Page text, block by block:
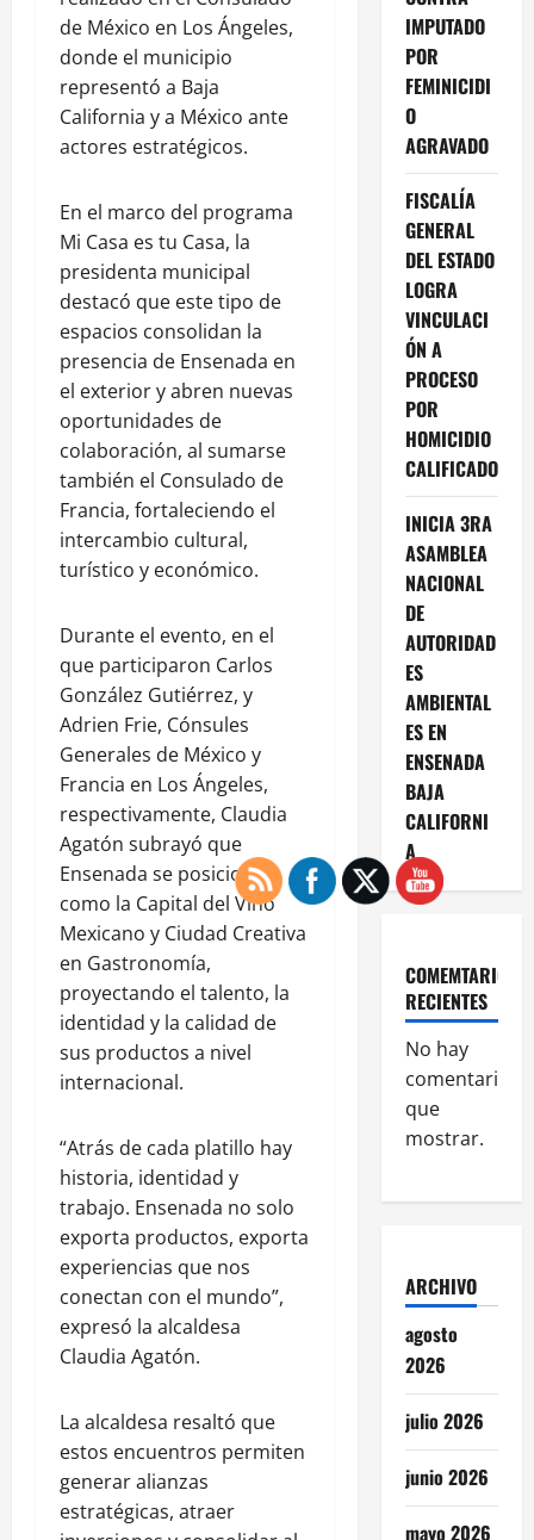
de México en Los Ángeles,
donde el municipio
representó a Baja
California y a México ante
actores estratégicos.
En el marco del programa
Mi Casa es tu Casa, la
presidenta municipal
destacó que este tipo de
espacios consolidan la
presencia de Ensenada en
el exterior y abren nuevas
oportunidades de
colaboración, al sumarse
también el Consulado de
Francia, fortaleciendo el
intercambio cultural,
turístico y económico.
Durante el evento, en el
que participaron Carlos
González Gutiérrez, y
Adrien Frie, Cónsules
Generales de México y
Francia en Los Ángeles,
respectivamente, Claudia
Agatón subrayó que
Ensenada se posiciona
como la Capital del Vino
Mexicano y Ciudad Creativa
en Gastronomía,
proyectando el talento, la
identidad y la calidad de
sus productos a nivel
internacional.
“Atrás de cada platillo hay
historia, identidad y
trabajo. Ensenada no solo
exporta productos, exporta
experiencias que nos
conectan con el mundo”,
expresó la alcaldesa
Claudia Agatón.
La alcaldesa resaltó que
estos encuentros permiten
generar alianzas
estratégicas, atraer
IMPUTADO
POR
FEMINICIDI
O
AGRAVADO
FISCALÍA
GENERAL
DEL ESTADO
LOGRA
VINCULACI
ÓN A
PROCESO
POR
HOMICIDIO
CALIFICADO
INICIA 3RA
ASAMBLEA
NACIONAL
DE
AUTORIDAD
ES
AMBIENTAL
ES EN
ENSENADA
BAJA
CALIFORNI
A
COMEMTARIOS
RECIENTES
No hay
comentarios
que
mostrar.
ARCHIVO
agosto
2026
julio 2026
junio 2026
mayo 2026